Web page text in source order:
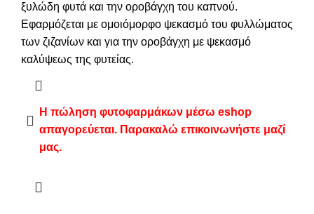
ξυλώδη φυτά και την οροβάγχη του καπνού.
Εφαρμόζεται με ομοιόμορφο ψεκασμό του φυλλώματος
των ζιζανίων και για την οροβάγχη με ψεκασμό
καλύψεως της φυτείας.
Η πώληση φυτοφαρμάκων μέσω eshop
απαγορεύεται. Παρακαλώ επικοινωνήστε μαζί
μας.